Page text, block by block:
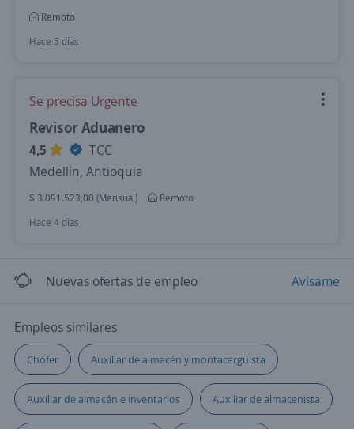
Remoto
Hace 5 días
Se precisa Urgente
Revisor Aduanero
4,5
TCC
Medellín, Antioquia
$ 3.091.523,00 (Mensual)
Remoto
Hace 4 días
Nuevas ofertas de empleo Avísame
Empleos similares
Chófer Auxiliar de almacén y montacarguista
Auxiliar de almacén e inventarios Auxiliar de almacenista